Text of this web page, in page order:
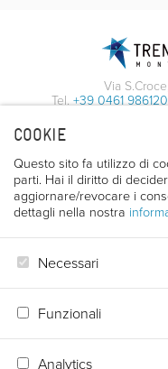
COOKIE
Questo sito fa utilizzo di
parti. Hai il diritto di
aggiornare/revocare i
dettagli nella nostra
Necessari
Funzionali
Analytics
Via
Tel. +39 0461 986120